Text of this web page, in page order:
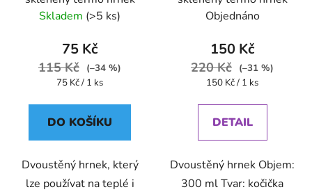
Skladem (>5 ks)
75 Kč
115 Kč
(–34 %)
Měrná
75 Kč / 1 ks
DO KOŠÍKU
Dvoustěný hrnek, který
lze používat na teplé i
Objednáno
150 Kč
220 Kč
(–31 %)
Měrná
150 Kč / 1 ks
DETAIL
Dvoustěný hrnek Objem:
300 ml Tvar: kočička